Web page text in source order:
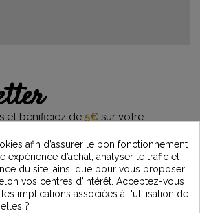
et bénificiez de 5€ sur votre
des dernières nouveautés
abonnant à notre newsletter, vous reconnaissez avoir pris
afin d’assurer le bon fonctionnement
expérience d’achat, analyser le trafic et
du site, ainsi que pour vous proposer
vos centres d’intérêt. Acceptez-vous
implications associées à l'utilisation de
?